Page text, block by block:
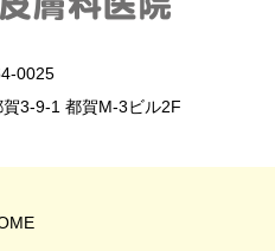
0025
3-9-1 都賀M-3ビル2F